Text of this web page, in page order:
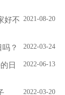
2021-08-20
好不
2022-03-24
？
2022-06-13
日
2022-03-20